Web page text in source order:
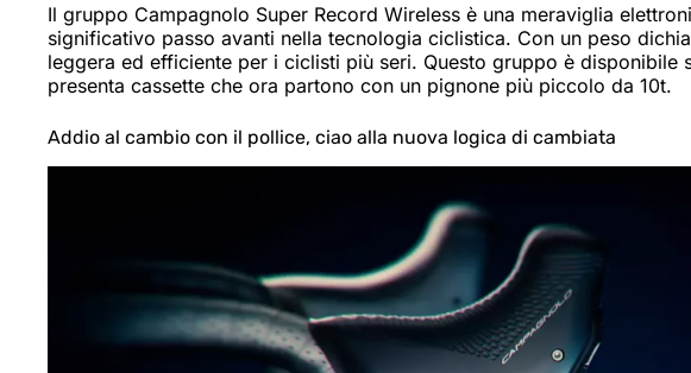
Il gruppo Campagnolo Super Record Wireless è una meraviglia
significativo passo avanti nella tecnologia ciclistica. Con un peso
leggera ed efficiente per i ciclisti più seri. Questo gruppo è
presenta cassette che ora partono con un pignone più piccolo da 10t.
Addio al cambio con il pollice, ciao alla nuova logica di cambiata